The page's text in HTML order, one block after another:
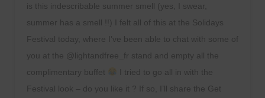
is this indescribable summer smell (yes, I swear,
summer has a smell !!) I felt all of this at the Solidays
Festival today, where I’ve been able to chat with some of
you at the @lightandfree_fr stand and empty all the
complimentary buffet
I tried to go all in with the
Festival look – do you like it ? If so, I’ll share the Get